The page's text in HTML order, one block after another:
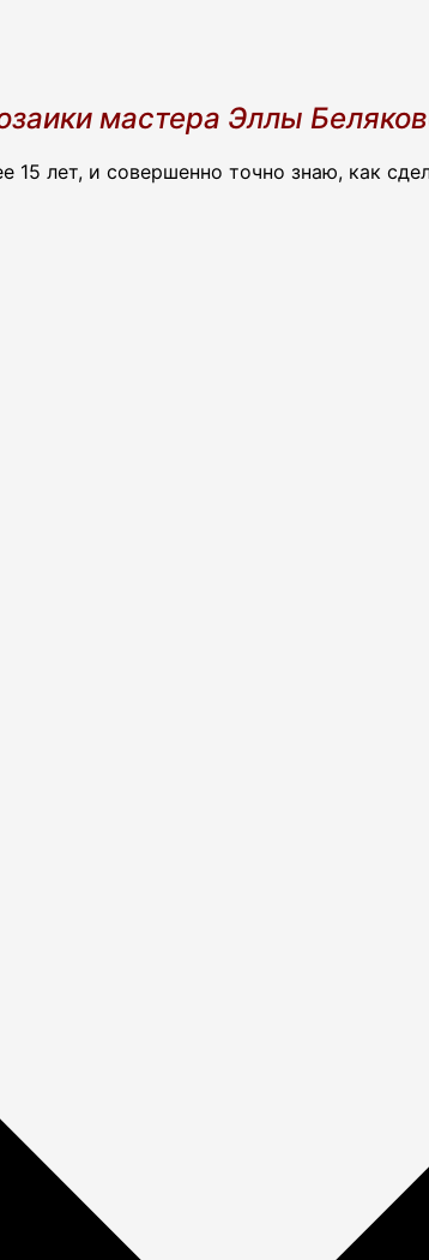
мастера Эллы
15 лет, и совершенно точно знаю, как